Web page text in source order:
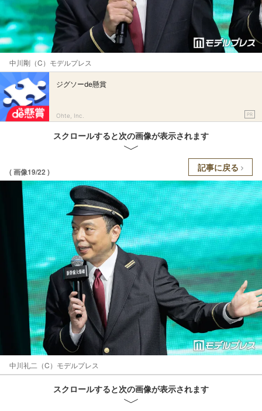
中川剛（C）モデルプレス
ジグソーde懸賞
Ohte, Inc. PR
スクロールすると次の画像が表示されます
( 画像19/22 ) 記事に戻る
中川礼二（C）モデルプレス
スクロールすると次の画像が表示されます